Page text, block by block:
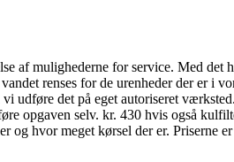
af mulighederne for service. Med det
renses for de urenheder der er i
udføre det på eget autoriseret
opgaven selv. kr. 430 hvis også
og hvor meget kørsel der er. Priserne